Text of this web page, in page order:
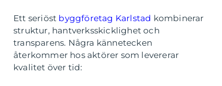
Ett seriöst byggföretag Karlstad kombinerar
struktur, hantverksskicklighet och
transparens. Några kännetecken
återkommer hos aktörer som levererar
kvalitet över tid: